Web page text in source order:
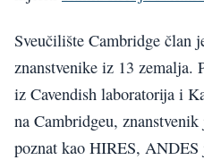
Sveučilište Cambridge član
znanstvenike iz 13 zemalja.
iz Cavendish laboratorija i
na Cambridgeu,
poznat kao HIRES, ANDES